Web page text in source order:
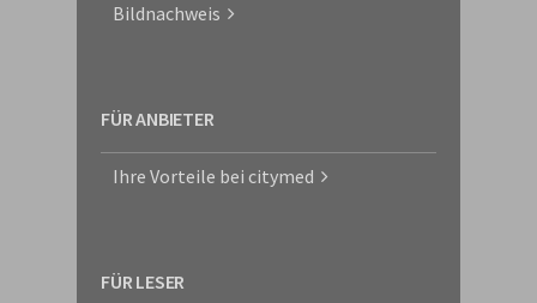
Bildnachweis
FÜR ANBIETER
Ihre Vorteile bei citymed
FÜR LESER